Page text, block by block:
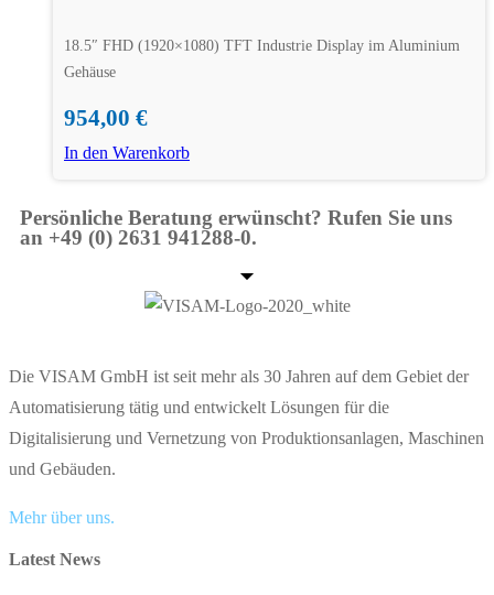
18.5″ FHD (1920×1080) TFT Industrie Display im Aluminium
Gehäuse
954,00 €
In den Warenkorb
Persönliche Beratung erwünscht? Rufen Sie uns
an +49 (0) 2631 941288-0.
Die VISAM GmbH ist seit mehr als 30 Jahren auf dem Gebiet der
Automatisierung tätig und entwickelt Lösungen für die
Digitalisierung und Vernetzung von Produktionsanlagen, Maschinen
und Gebäuden.
Mehr über uns.
Latest News